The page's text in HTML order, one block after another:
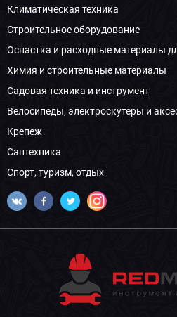
Климатическая техника
Строительное оборудование
Оснастка и расходные материалы
Химия и строительные материалы
Садовая техника и инструмент
Велосипеды, электроскутеры и
Крепеж
Сантехника
Спорт, туризм, отдых